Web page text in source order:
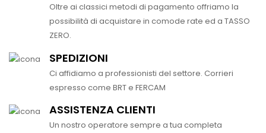
Oltre ai classici metodi di pagamento offriamo la
possibilità di acquistare in comode rate ed a TASSO
ZERO.
SPEDIZIONI
Ci affidiamo a professionisti del settore. Corrieri
espresso come BRT e FERCAM
ASSISTENZA CLIENTI
Un nostro operatore sempre a tua completa